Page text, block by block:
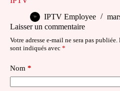
IPTV Employee
Laisser un commentaire
Votre adresse e-mail ne sera pas publiée.
sont indiqués avec *
Nom *